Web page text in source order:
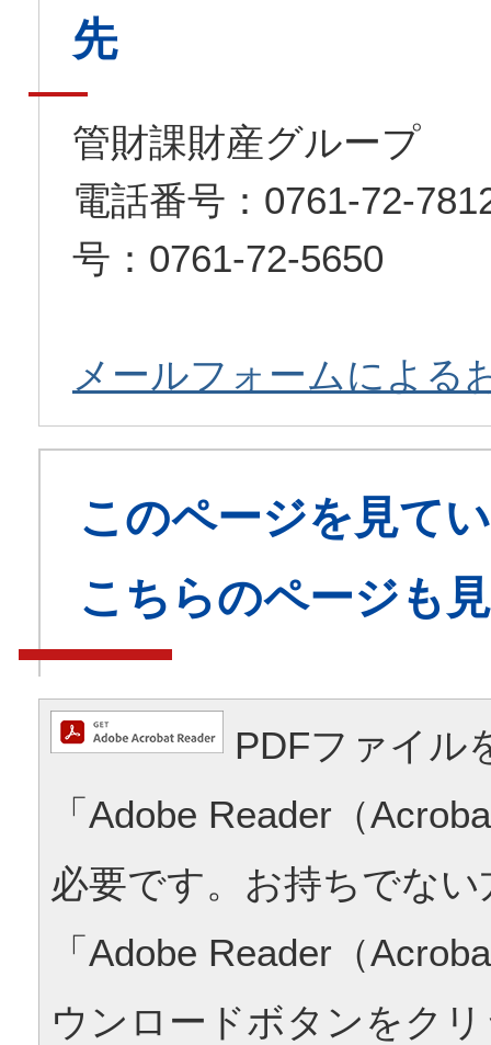
先
管財課財産グループ
電話番号：0761-72-
号：0761-72-5650
メールフォームによる
このページを見て
こちらのページも
PDFファイル
「Adobe Reader（
必要です。お持ちでな
「Adobe Reader（
ウンロードボタンをク